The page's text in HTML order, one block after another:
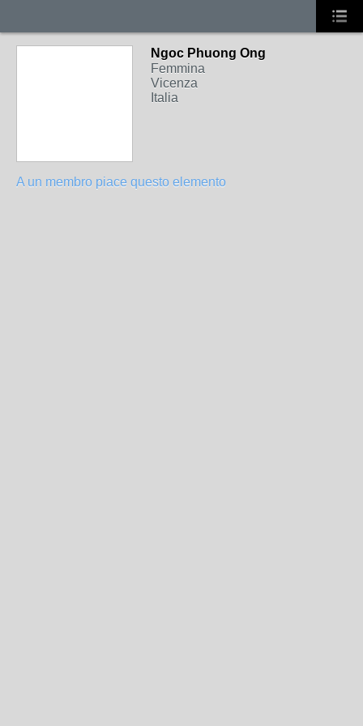
Ngoc Phuong Ong
Femmina
Vicenza
Italia
A un membro piace questo elemento